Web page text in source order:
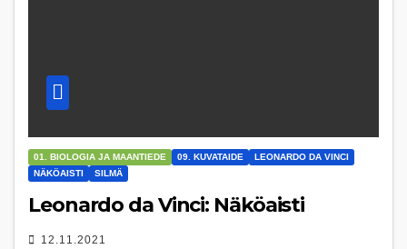
01. BIOLOGIA JA MAANTIEDE 09. KUVATAIDE
LEONARDO DA VINCI
NÄKÖAISTI
SILMÄ
Leonardo da Vinci: Näköaisti
12.11.2021